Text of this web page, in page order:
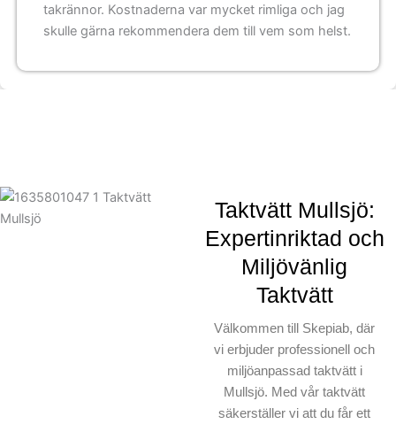
takrännor. Kostnaderna var mycket rimliga och jag
skulle gärna rekommendera dem till vem som helst.
Taktvätt Mullsjö:
Expertinriktad och
Miljövänlig
Taktvätt
Välkommen till Skepiab, där
vi erbjuder professionell och
miljöanpassad taktvätt i
Mullsjö. Med vår taktvätt
säkerställer vi att du får ett